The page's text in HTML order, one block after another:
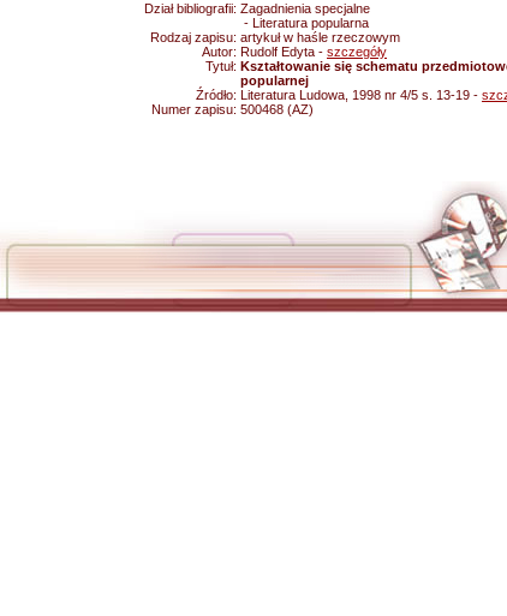
Dział bibliografii: Zagadnienia specjalne
- Literatura popularna
Rodzaj zapisu: artykuł w haśle rzeczowym
Autor: Rudolf Edyta - szczegóły
Tytuł: Kształtowanie się schematu
popularnej
Źródło: Literatura Ludowa, 1998 nr 4/5 s. 13-19 -
Numer zapisu: 500468 (AZ)